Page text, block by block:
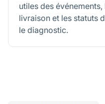
utiles des
livraison et les statuts
le diagnostic.